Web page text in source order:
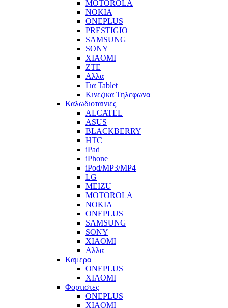
MOTOROLA
NOKIA
ONEPLUS
PRESTIGIO
SAMSUNG
SONY
XIAOMI
ZTE
Αλλα
Για Tablet
Κινεζικα Τηλεφωνα
Καλωδιοταινιες
ALCATEL
ASUS
BLACKBERRY
HTC
iPad
iPhone
iPod/MP3/MP4
LG
MEIZU
MOTOROLA
NOKIA
ONEPLUS
SAMSUNG
SONY
XIAOMI
Αλλα
Καμερα
ONEPLUS
XIAOMI
Φορτιστες
ONEPLUS
XIAOMI